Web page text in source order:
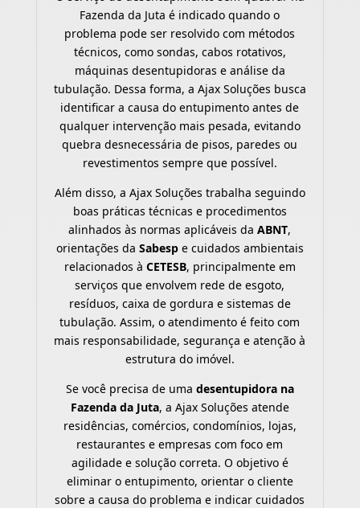
Fazenda da Juta é indicado quando o
problema pode ser resolvido com métodos
técnicos, como sondas, cabos rotativos,
máquinas desentupidoras e análise da
tubulação. Dessa forma, a Ajax Soluções busca
identificar a causa do entupimento antes de
qualquer intervenção mais pesada, evitando
quebra desnecessária de pisos, paredes ou
revestimentos sempre que possível.
Além disso, a Ajax Soluções trabalha seguindo
boas práticas técnicas e procedimentos
alinhados às normas aplicáveis daABNT,
orientações da Sabespe cuidados ambientais
relacionados à CETESB, principalmente em
serviços que envolvem rede de esgoto,
resíduos, caixa de gordura e sistemas de
tubulação. Assim, o atendimento é feito com
mais responsabilidade, segurança e atenção à
estrutura do imóvel.
Se você precisa de uma desentupidora na
Fazenda da Juta, a Ajax Soluções atende
residências, comércios, condomínios, lojas,
restaurantes e empresas com foco em
agilidade e solução correta. O objetivo é
eliminar o entupimento, orientar o cliente
sobre a causa do problema e indicar cuidados